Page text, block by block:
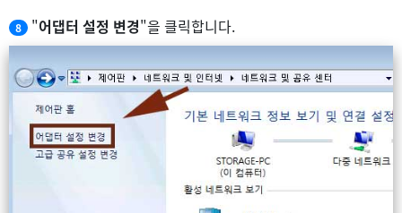
8 "어댑터 설정 변경"을 클릭합니다.